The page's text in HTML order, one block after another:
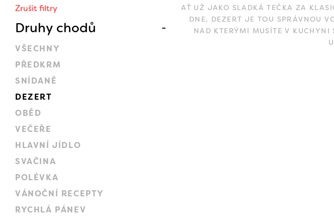
Zrušit filtry
Druhy chodů
VŠECHNY
PŘEDKRM
SNÍDANĚ
DEZERT
OBĚD
VEČEŘE
HLAVNÍ JÍDLO
SVAČINA
POLÉVKA
VÁNOČNÍ RECEPTY
RYCHLÁ PÁNEV
AŤ UŽ JAKO SLADKÁ TEČKA ZA
DNE, DEZERT JE TOU SPRÁVNOU
NAD KTERÝMI MUSÍTE V KUCHYNI